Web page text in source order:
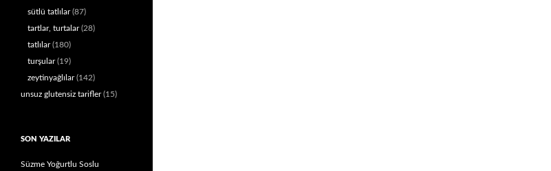
sütlü tatlılar(87)
tartlar, turtalar(28)
tatlılar(180)
turşular(19)
zeytinyağlılar(142)
unsuz glutensiz tarifler(15)
SON YAZILAR
Süzme Yoğurtlu Soslu